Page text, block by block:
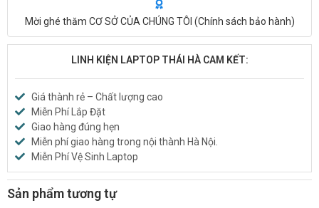
Mời ghé thăm CƠ SỞ CỦA CHÚNG TÔI (Chính sách bảo hành)
LINH KIỆN LAPTOP THÁI HÀ CAM KẾT:
Giá thành rẻ – Chất lượng cao
Miễn Phí Lắp Đặt
Giao hàng đúng hẹn
Miễn phí giao hàng trong nội thành Hà Nội.
Miễn Phí Vệ Sinh Laptop
Sản phẩm tương tự